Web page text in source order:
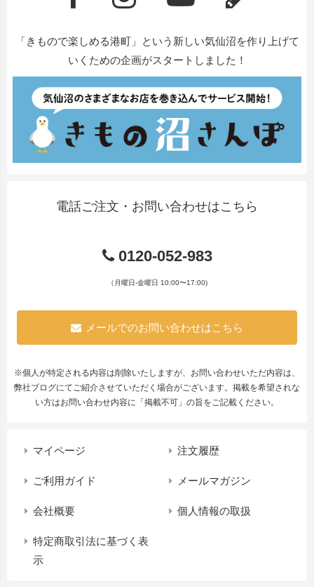
「きもので楽しめる港町」という新しい気仙沼を作り上げて
いくための企画がスタートしました！
電話ご注文・お問い合わせはこちら
0120-052-983
（月曜日-金曜日 10:00〜17:00)
メールでのお問い合わせはこちら
※個人が特定される内容は削除いたしますが、お問い合わせいただ内容は、
弊社ブログにてご紹介させていただく場合がございます。掲載を希望されな
い方はお問い合わせ内容に「掲載不可」の旨をご記載ください。
マイページ 注文履歴
ご利用ガイド メールマガジン
会社概要 個人情報の取扱
特定商取引法に基づく表
示